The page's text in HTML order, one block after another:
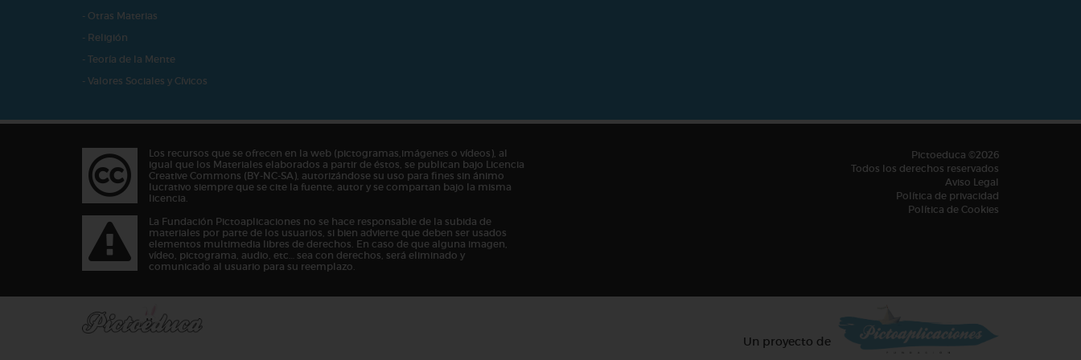
- Otras Materias
- Religión
- Teoría de la Mente
- Valores Sociales y Cívicos
Los recursos que se ofrecen en la web (pictogramas,imágenes o vídeos), al
igual que los Materiales elaborados a partir de éstos, se publican bajo Licencia
Creative Commons (BY-NC-SA), autorizándose su uso para fines sin ánimo
lucrativo siempre que se cite la fuente, autor y se compartan bajo la misma
licencia.
La Fundación Pictoaplicaciones no se hace responsable de la subida de
materiales por parte de los usuarios, si bien advierte que deben ser usados
elementos multimedia libres de derechos. En caso de que alguna imagen,
vídeo, pictograma, audio, etc… sea con derechos, será eliminado y
comunicado al usuario para su reemplazo.
Pictoeduca ©2026
Todos los derechos reservados
Aviso Legal
Política de privacidad
Política de Cookies
Un proyecto de